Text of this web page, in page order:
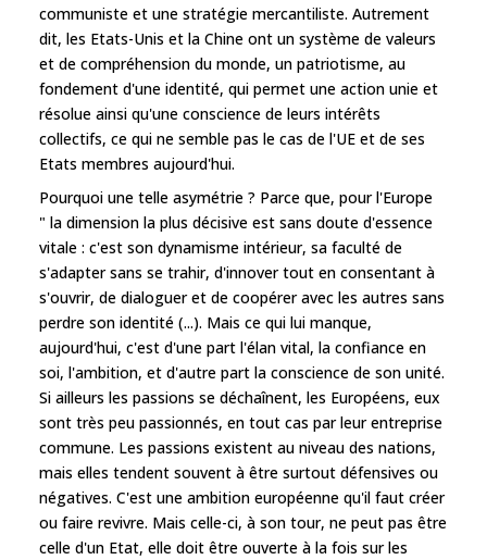
communiste et une stratégie mercantiliste. Autrement
dit, les Etats-Unis et la Chine ont un système de valeurs
et de compréhension du monde, un patriotisme, au
fondement d'une identité, qui permet une action unie et
résolue ainsi qu'une conscience de leurs intérêts
collectifs, ce qui ne semble pas le cas de l'UE et de ses
Etats membres aujourd'hui.
Pourquoi une telle asymétrie ? Parce que, pour l'Europe
" la dimension la plus décisive est sans doute d'essence
vitale : c'est son dynamisme intérieur, sa faculté de
s'adapter sans se trahir, d'innover tout en consentant à
s'ouvrir, de dialoguer et de coopérer avec les autres sans
perdre son identité (...). Mais ce qui lui manque,
aujourd'hui, c'est d'une part l'élan vital, la confiance en
soi, l'ambition, et d'autre part la conscience de son unité.
Si ailleurs les passions se déchaînent, les Européens, eux
sont très peu passionnés, en tout cas par leur entreprise
commune. Les passions existent au niveau des nations,
mais elles tendent souvent à être surtout défensives ou
négatives. C'est une ambition européenne qu'il faut créer
ou faire revivre. Mais celle-ci, à son tour, ne peut pas être
celle d'un Etat, elle doit être ouverte à la fois sur les